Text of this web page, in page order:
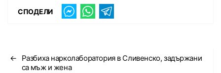
СПОДЕЛИ
←
Разбиха нарколаборатория в Сливенско, задържани
са мъж и жена